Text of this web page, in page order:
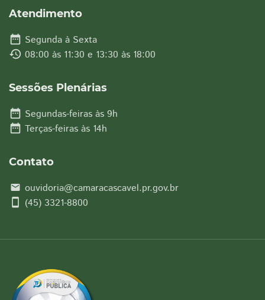
Atendimento
date_range Segunda à Sexta
history 08:00 às 11:30 e 13:30 às 18:00
Sessões Plenárias
date_range Segundas-feiras às 9h
date_range Terças-feiras às 14h
Contato
email ouvidoria@camaracascavel.pr.gov.br
smartphone (45) 3321-8800